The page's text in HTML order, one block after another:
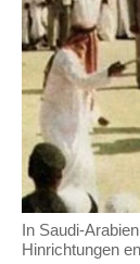
In Saudi-
Hinrichtungen